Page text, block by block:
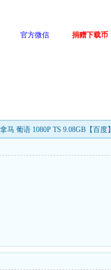
官方微信 捐赠下载币
葡语 1080P TS 9.08GB【百度】